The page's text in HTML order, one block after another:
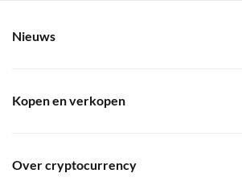
Nieuws
Kopen en verkopen
Over cryptocurrency